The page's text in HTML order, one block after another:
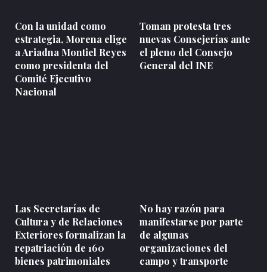
Con la unidad como
estrategia, Morena elige
a Ariadna Montiel Reyes
como presidenta del
Comité Ejecutivo
Nacional
Toman protesta tres
nuevas Consejerías ante
el pleno del Consejo
General del INE
Las Secretarías de
Cultura y de Relaciones
Exteriores formalizan la
repatriación de 160
bienes patrimoniales
No hay razón para
manifestarse por parte
de algunas
organizaciones del
campo y transporte